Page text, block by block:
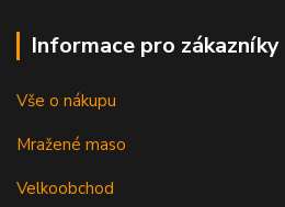
Informace pro zákazníky
Vše o nákupu
Mražené maso
Velkoobchod